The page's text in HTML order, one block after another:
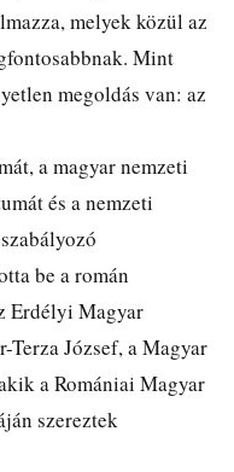
melyek közül az
Mint
megoldás van: az
a magyar nemzeti
és a nemzeti
be a román
Erdélyi Magyar
Terza József, a Magyar
a Romániai Magyar
szereztek